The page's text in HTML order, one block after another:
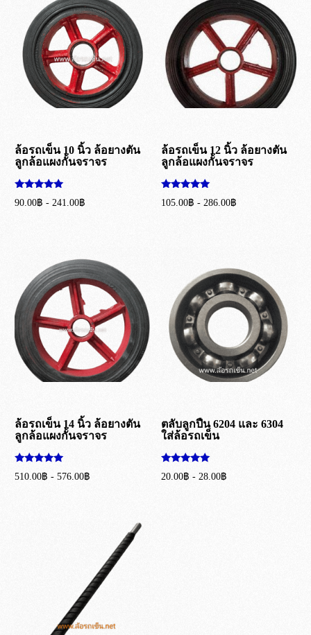
ล้อรถเข็น 10 นิ้ว ล้อยางตัน
ลูกล้อแผงกั้นจราจร
ให้คะแนน
5.00
90.00฿ -241.00฿
ล้อรถเข็น 12 นิ้ว ล้อยางตัน
ลูกล้อแผงกั้นจราจร
ให้คะแนน
5.00
105.00฿ -286.00฿
ล้อรถเข็น 14 นิ้ว ล้อยางตัน
ลูกล้อแผงกั้นจราจร
ให้คะแนน
5.00
510.00฿ -576.00฿
ตลับลูกปืน 6204 และ 6304
ใส่ล้อรถเข็น
ให้คะแนน
5.00
20.00฿ -28.00฿